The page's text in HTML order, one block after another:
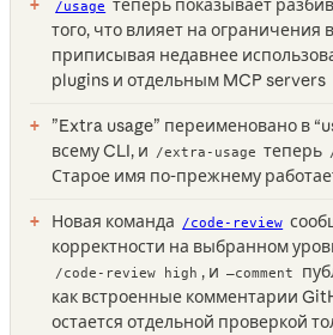
/usage теперь показывает
того, что влияет на ограничения
приписывая недавнее
plugins и отдельным MCP servers
”Extra usage” переименовано в
всему CLI, и
/extra-usage теперь
Старое имя по-прежнему
Новая команда /code-review
корректности на выбранном
/code-review high , и —comment
как встроенные комментарии
остается отдельной проверкой